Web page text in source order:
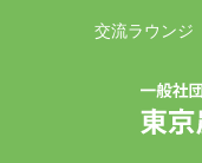
交流ラウンジ